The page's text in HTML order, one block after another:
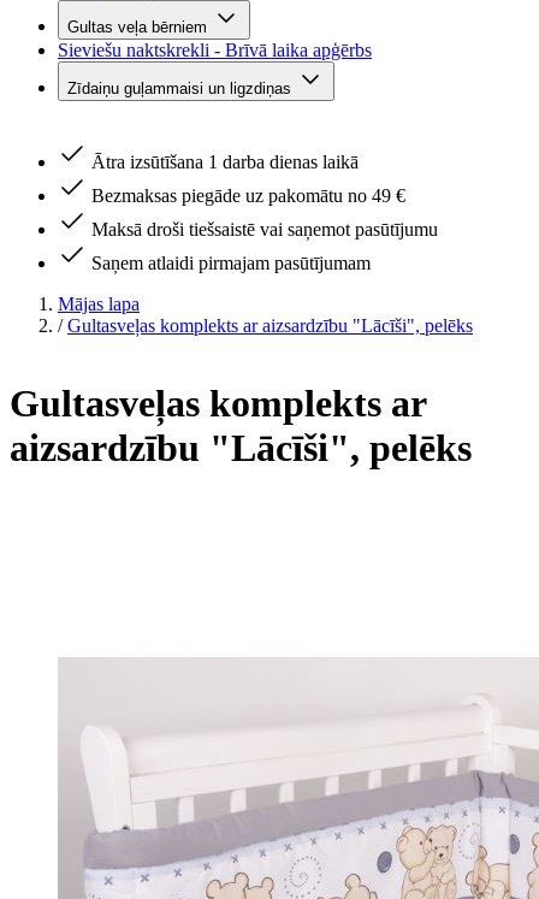
Gultas veļa bērniem
Sieviešu naktskrekli - Brīvā laika apģērbs
Zīdaiņu guļammaisi un ligzdiņas
Ātra izsūtīšana 1 darba dienas laikā
Bezmaksas piegāde uz pakomātu no 49 €
Maksā droši tiešsaistē vai saņemot pasūtījumu
Saņem atlaidi pirmajam pasūtījumam
Mājas lapa
/ Gultasveļas komplekts ar aizsardzību "Lācīši", pelēks
Gultasveļas komplekts ar
aizsardzību "Lācīši", pelēks